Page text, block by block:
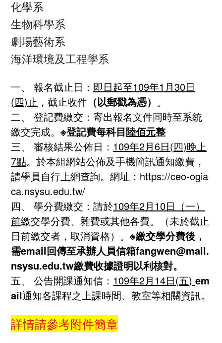
化學系
生物科學系
劇場藝術系
海洋環境及工程學系
一、 報名截止日： 即日起至109年1 月30日
(四) 止 ，截止收件 （以郵戳為憑） 。
二、 登記費繳交：寄出報名文件同時至系統
繳交完成。 ※登記費每科目陸佰元整
三、 審核結果公佈日： 109年2月6日(四)晚上
7點。於本組網站公佈及手機簡訊通知繳費，
請學員自行上網查詢。網址：https://ceo-ogia
ca.nsysu.edu.tw/
四、 學分費繳交：請於109年2月 10日（一）
前繳交學分費、雜費或其他各費。（未於截止
日前繳交者，取消資格）。 ※繳交學分費後，
需email回傳至承辦人員信箱fangwen@mail.
nsysu.edu.tw繳費收據證明以利核對。
五、 公告開課通知信： 109年2月 14日(五) em
ail通知各課程之上課時間、教室等相關資訊。
詳情請參考附件簡章